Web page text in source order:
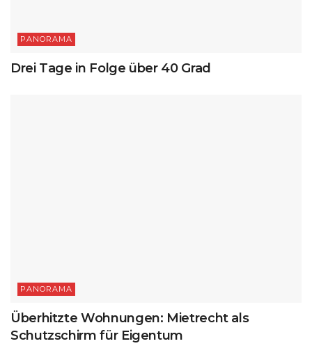
PANORAMA
Drei Tage in Folge über 40 Grad
PANORAMA
Überhitzte Wohnungen: Mietrecht als
Schutzschirm für Eigentum